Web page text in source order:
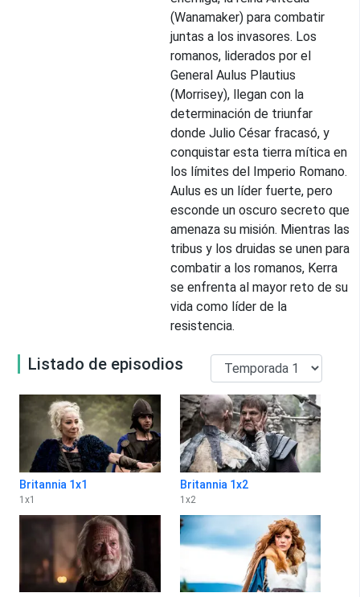
(Wanamaker) para combatir
juntas a los invasores. Los
romanos, liderados por el
General Aulus Plautius
(Morrisey), llegan con la
determinación de triunfar
donde Julio César fracasó, y
conquistar esta tierra mítica en
los límites del Imperio Romano.
Aulus es un líder fuerte, pero
esconde un oscuro secreto que
amenaza su misión. Mientras las
tribus y los druidas se unen para
combatir a los romanos, Kerra
se enfrenta al mayor reto de su
vida como líder de la
resistencia.
Listado de episodios
Britannia 1x1
1 x1
Britannia 1x2
1 x2